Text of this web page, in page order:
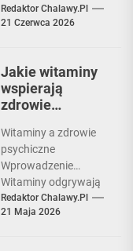
który odgrywa
kluczową rolę w
Redaktor Chalawy.pl
21 Czerwca 2026
Jakie witaminy
wspierają
zdrowie
Witaminy a zdrowie
psychiczne
Wprowadzenie
Witaminy odgrywają
kluczową rolę w
utrzymaniu zdrowia
Redaktor Chalawy.pl
21 Maja 2026